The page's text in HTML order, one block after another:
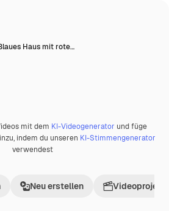
Haus mit rote…
mit dem KI-Videogenerator und füge
indem du unseren KI-Stimmengenerator
verwendest
Neu erstellen Videoprojekt